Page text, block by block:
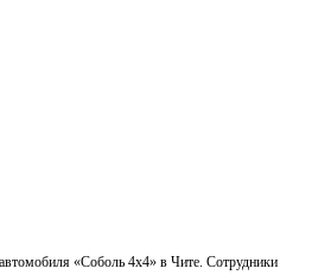
«Соболь 4х4» в Чите. Сотрудники